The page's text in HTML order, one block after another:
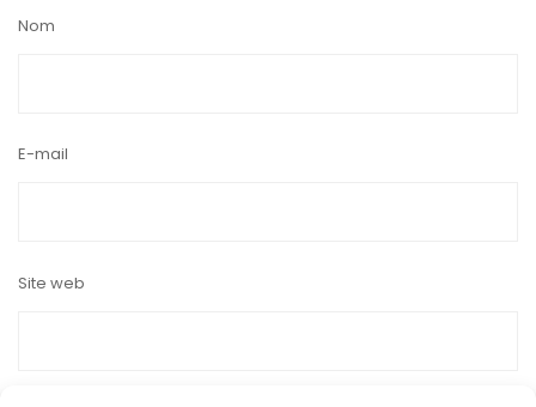
Nom
E-mail
Site web